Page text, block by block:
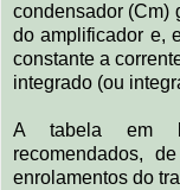
condensador (Cm)
do amplificador e,
constante a
integrado (ou
A tabela em
recomendados,
enrolamentos do